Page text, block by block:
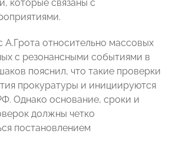
которые связаны с
А.Грота относительно массовых
с резонансными событиями в
пояснил, что такие проверки
прокуратуры и инициируются
Однако основание, сроки и
должны четко
постановлением